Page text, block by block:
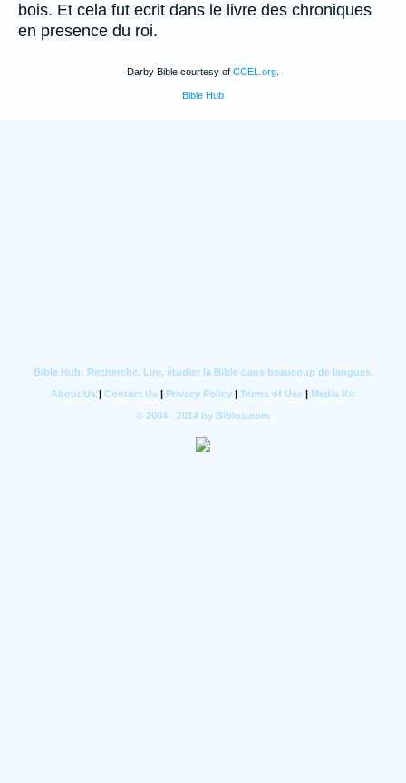
bois. Et cela fut ecrit dans le livre des chroniques
en presence du roi.
Darby Bible courtesy of CCEL.org
Bible Hub